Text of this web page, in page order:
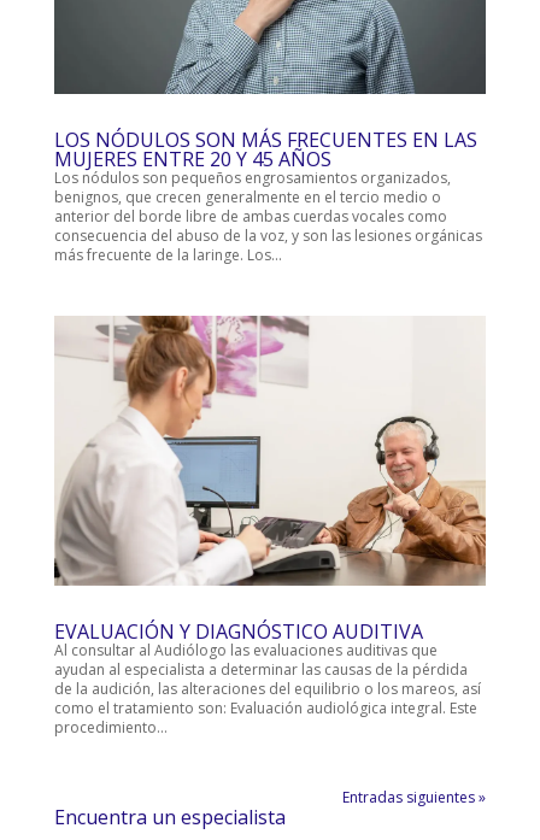
LOS NÓDULOS SON MÁS FRECUENTES EN LAS
MUJERES ENTRE 20 Y 45 AÑOS
Los nódulos son pequeños engrosami­en­tos organizados,
benignos, que crecen generalmente en el tercio medio o
anterior del borde libre de ambas cuerdas vocales como
consecuencia del abuso de la voz, y son las lesiones orgánicas
más frecuen­te de la la­ringe. Los...
EVALUACIÓN Y DIAGNÓSTICO AUDITIVA
Al consultar al Audiólogo las evaluaciones auditivas que
ayudan al especialista a determinar las causas de la pérdida
de la audición, las alteraciones del equilibrio o los mareos, así
como el tratamiento son: Evaluación audiológica integral. Este
procedimiento...
Entradas siguientes »
Encuentra un especialista